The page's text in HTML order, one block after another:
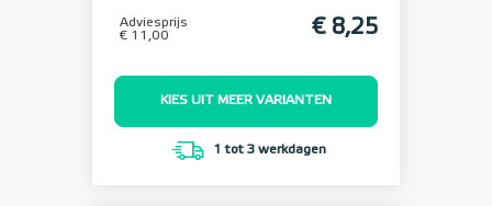
Adviesprijs
€ 11,00
€ 8,25
KIES UIT MEER VARIANTEN
1 tot 3 werkdagen